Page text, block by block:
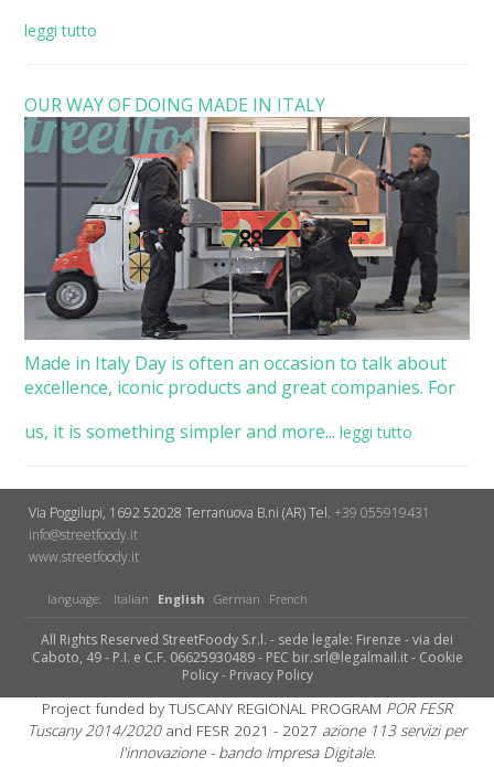
leggi tutto
OUR WAY OF DOING MADE IN ITALY
Made in Italy Day is often an occasion to talk about
excellence, iconic products and great companies. For
us, it is something simpler and more... leggi tutto
Via Poggilupi, 1692 52028 Terranuova B.ni (AR)Tel. +39 055919431
info@streetfoody.it
www.streetfoody.it
language: Italian English German French
All Rights Reserved StreetFoody S.r.l. - sede legale: Firenze - via dei
Caboto, 49 - P.I. e C.F. 06625930489 - PEC bir.srl@legalmail.it - Cookie
Policy- Privacy Policy
Project funded by TUSCANY REGIONAL PROGRAM POR FESR
Tuscany 2014/2020and FESR 2021 - 2027 azione 113 servizi per
l'innovazione - bando Impresa Digitale.